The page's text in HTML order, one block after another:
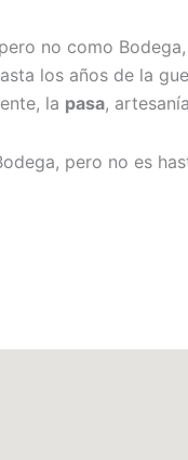
no como
los años de la
la pasa,
pero no es